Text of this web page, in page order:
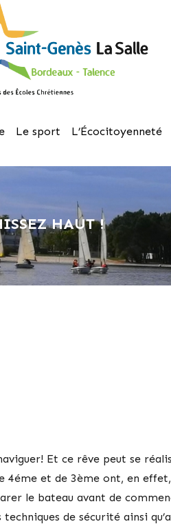
Le sport L’Écocitoyenneté
HAUT !
Et ce rêve peut se
4éme et de 3ème ont, en
le bateau avant de
de sécurité ainsi